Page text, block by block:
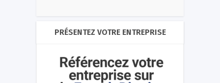
PRÉSENTEZ VOTRE ENTREPRISE